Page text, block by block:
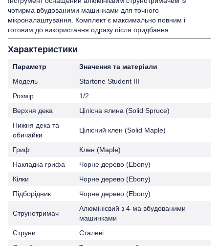
чотирма вбудованими машинками для точного
мікроналаштування. Комплект є максимально повним і
готовим до використання одразу після придбання.
Характеристики
Параметр
Значення та матеріали
Модель
Startone Student III
Розмір
1/2
Верхня дека
Цілісна ялина (Solid Spruce)
Нижня дека та
обичайки
Цілісний клен (Solid Maple)
Гриф
Клен (Maple)
Накладка грифа
Чорне дерево (Ebony)
Кілки
Чорне дерево (Ebony)
Підборідник
Чорне дерево (Ebony)
Струнотримач
Алюмінієвий з 4-ма вбудованими
машинками
Струни
Сталеві